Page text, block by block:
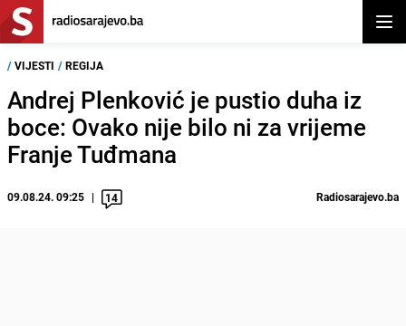
/ VIJESTI / REGIJA
Andrej Plenković je pustio duha iz
boce: Ovako nije bilo ni za vrijeme
Franje Tuđmana
09.08.24. 09:25 14 Radiosarajevo.ba